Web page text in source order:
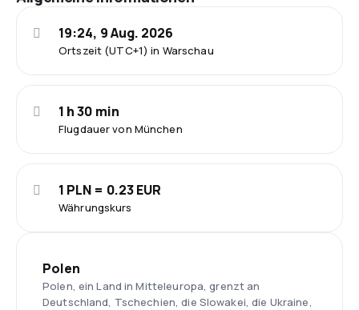
Ortszeit (UTC+1) in Warschau
19:24, 9 Aug. 2026
Flugdauer von München
1 h 30 min
Währungskurs
1 PLN = 0.23 EUR
Polen
Polen, ein Land in Mitteleuropa, grenzt an
Deutschland, Tschechien, die Slowakei, die Ukraine,